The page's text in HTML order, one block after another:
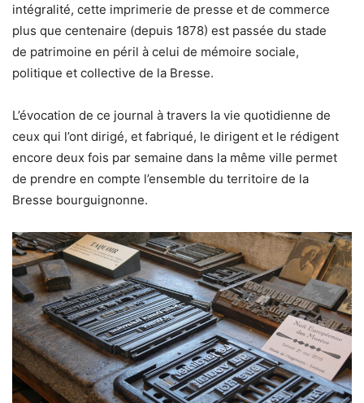
intégralité, cette imprimerie de presse et de commerce
plus que centenaire (depuis 1878) est passée du stade
de patrimoine en péril à celui de mémoire sociale,
politique et collective de la Bresse.
L’évocation de ce journal à travers la vie quotidienne de
ceux qui l’ont dirigé, et fabriqué, le dirigent et le rédigent
encore deux fois par semaine dans la même ville permet
de prendre en compte l’ensemble du territoire de la
Bresse bourguignonne.